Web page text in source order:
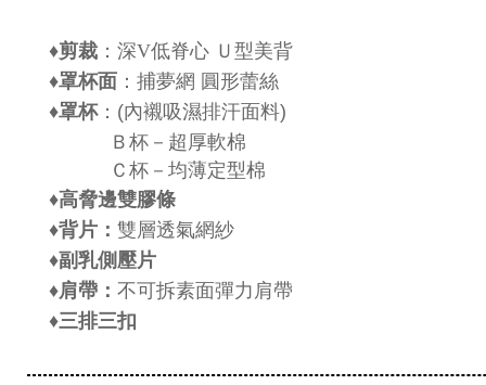
♦剪裁 ： 深V低脊心 Ｕ型美背
♦罩杯面 ：捕夢網 圓形蕾絲
♦罩杯： (內襯吸濕排汗面料)
Ｂ杯－超厚軟棉
Ｃ杯－均薄定型棉
♦高脅邊雙膠條
♦背片： 雙層透氣網紗
♦副乳側壓片
♦肩帶： 不可拆素面彈力肩帶
♦三排三扣